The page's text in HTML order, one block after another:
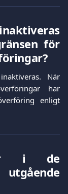
för
När
har
enligt
i de